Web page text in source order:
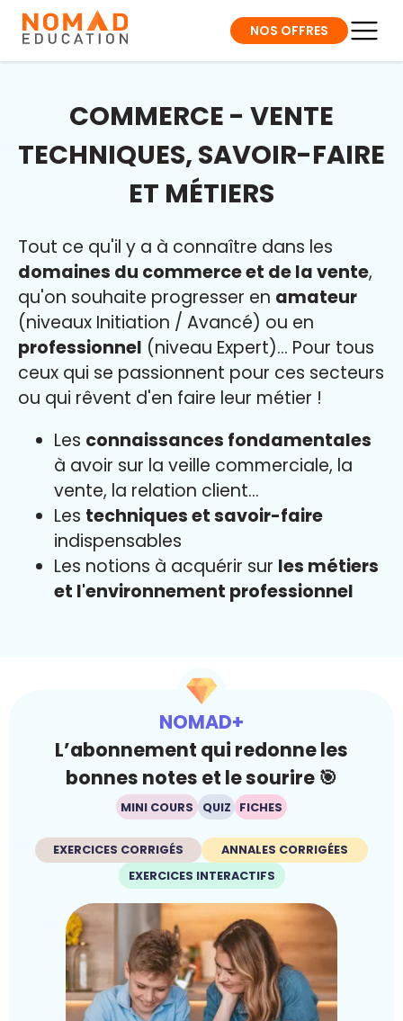
NOS OFFRES
COMMERCE - VENTE
TECHNIQUES, SAVOIR-FAIRE
ET MÉTIERS
Tout ce qu'il y a à connaître dans les
domaines du commerce et de la vente,
qu'on souhaite progresser en amateur
(niveaux Initiation / Avancé) ou en
professionnel (niveau Expert)... Pour tous
ceux qui se passionnent pour ces secteurs
ou qui rêvent d'en faire leur métier !
Les connaissances fondamentales
à avoir sur la veille commerciale, la
vente, la relation client...
Les techniques et savoir-faire
indispensables
Les notions à acquérir sur les métiers
et l'environnement professionnel
NOMAD+
L’abonnement qui redonne les
bonnes notes et le sourire 🎯
MINI COURS QUIZ FICHES
EXERCICES CORRIGÉS
ANNALES CORRIGÉES
EXERCICES INTERACTIFS